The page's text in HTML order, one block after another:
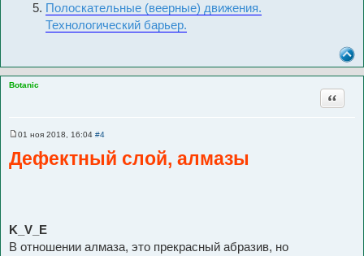
Полоскательные (веерные) движения.
Технологический барьер.
Botanic
Цитата
о
о
б
01 ноя 2018, 16:04 #4
Дефектный слой, алмазы
K_V_E
В отношении алмаза, это прекрасный абразив, но